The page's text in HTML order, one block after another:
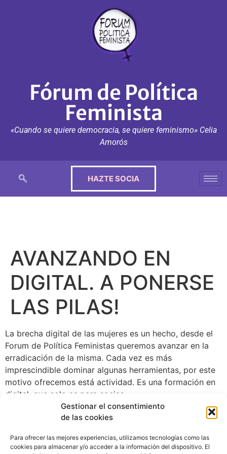
Gestionar el consentimiento
de las cookies
Para ofrecer las mejores experiencias, utilizamos tecnologías como las
cookies para almacenar y/o acceder a la información del dispositivo. El
Fórum de Política
Feminista
«Cuando se quiere democracia, se quiere feminismo» Celia
Amorós
HAZTE SOCIA
AVANZANDO EN
DIGITAL. A PONERSE
LAS PILAS!
La brecha digital de las mujeres es un hecho, desde el
Forum de Política Feministas queremos avanzar en la
erradicación de la misma. Cada vez es más
imprescindible dominar algunas herramientas, por este
motivo ofrecemos está actividad. Es una formación en
digital, que solo es para socias.